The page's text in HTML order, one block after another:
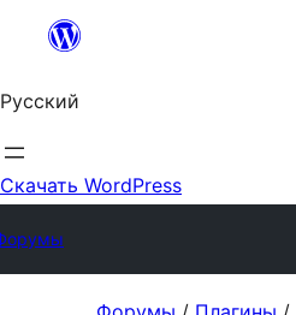
Перейти
содержимому
Русский
Скачать WordPress